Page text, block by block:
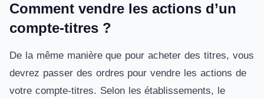
Comment vendre les actions d’un
compte-titres ?
De la même manière que pour acheter des titres, vous
devrez passer des ordres pour vendre les actions de
votre compte-titres. Selon les établissements, le